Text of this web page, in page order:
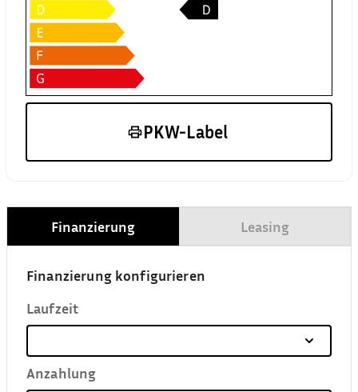
PKW-Label
Finanzierung Leasing
Finanzierung konfigurieren
Laufzeit
Anzahlung